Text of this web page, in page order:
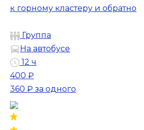
к горному кластеру и обратно
Группа
На автобусе
12 ч
400 ₽
360 ₽ за одного